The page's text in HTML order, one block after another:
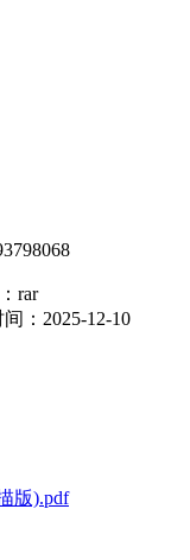
rar
：2025-12-10
版).pdf